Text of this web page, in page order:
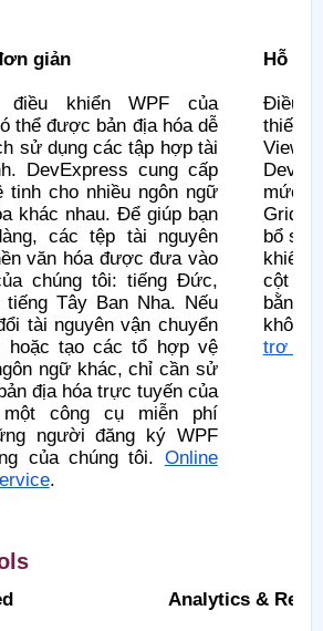
giản
khiển WPF của
thể được bản địa hóa dễ
sử dụng các tập hợp tài
DevExpress cung cấp
cho nhiều ngôn ngữ
khác nhau. Để giúp bạn
các tệp tài nguyên
văn hóa được đưa vào
chúng tôi: tiếng Đức,
Tây Ban Nha. Nếu
tài nguyên vận chuyển
hoặc tạo các tổ hợp vệ
ngữ khác, chỉ cần sử
địa hóa trực tuyến của
một công cụ miễn phí
người đăng ký WPF
của chúng tôi. Online
.
Hỗ trợ
Điều
thiết
View-
mức
Grid
bổ
khiển
cột
bằng
trợ
Analytics &